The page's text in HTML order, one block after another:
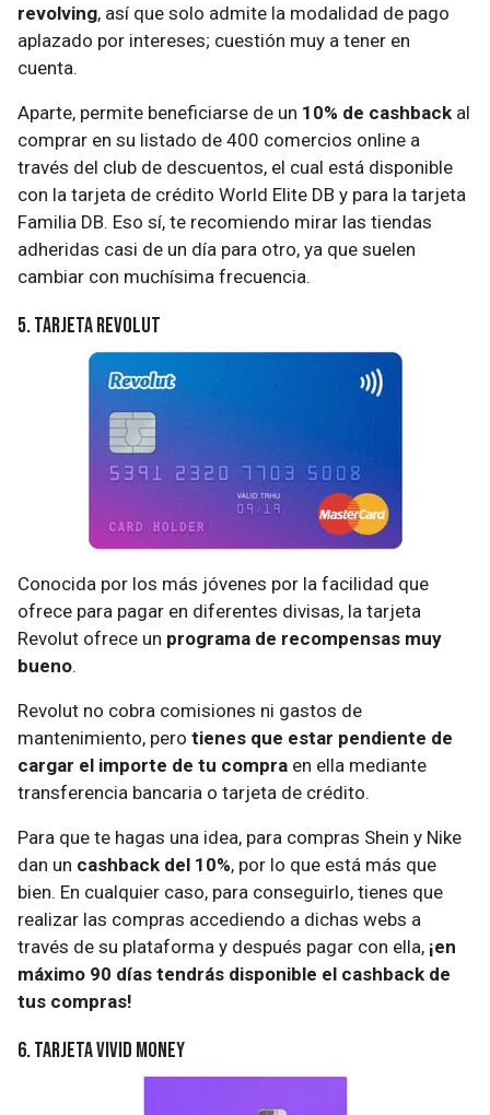
revolving, así que solo admite la modalidad de pago
aplazado por intereses; cuestión muy a tener en
cuenta.
Aparte, permite beneficiarse de un 10% de cashback al
comprar en su listado de 400 comercios online a
través del club de descuentos, el cual está disponible
con la tarjeta de crédito World Elite DB y para la tarjeta
Familia DB. Eso sí, te recomiendo mirar las tiendas
adheridas casi de un día para otro, ya que suelen
cambiar con muchísima frecuencia.
5. Tarjeta Revolut
Conocida por los más jóvenes por la facilidad que
ofrece para pagar en diferentes divisas, la tarjeta
Revolut ofrece un programa de recompensas muy
bueno.
Revolut no cobra comisiones ni gastos de
mantenimiento, pero tienes que estar pendiente de
cargar el importe de tu compra en ella mediante
transferencia bancaria o tarjeta de crédito.
Para que te hagas una idea, para compras Shein y Nike
dan un cashback del 10%, por lo que está más que
bien. En cualquier caso, para conseguirlo, tienes que
realizar las compras accediendo a dichas webs a
través de su plataforma y después pagar con ella, ¡en
máximo 90 días tendrás disponible el cashback de
tus compras!
6. Tarjeta Vivid Money